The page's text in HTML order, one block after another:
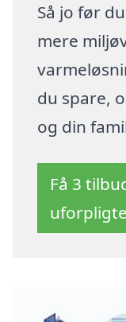
Så jo før
mere
du spare,
og din
Få 3